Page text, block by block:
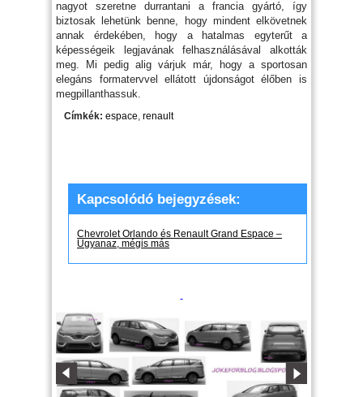
nagyot szeretne durrantani a francia gyártó, így
biztosak lehetünk benne, hogy mindent elkövetnek
annak érdekében, hogy a hatalmas egyterűt a
képességeik legjavának felhasználásával alkották
meg. Mi pedig alig várjuk már, hogy a sportosan
elegáns formatervvel ellátott újdonságot élőben is
megpillanthassuk.
Címkék: espace, renault
Kapcsolódó bejegyzések:
Chevrolet Orlando és Renault Grand Espace –
Ugyanaz, mégis más